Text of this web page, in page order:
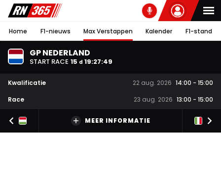
Home F1-nieuws Max Verstappen Kalender F1-stand
GP NEDERLAND
START RACE 15 d 19:27:48
Kwalificatie 22 aug. 2026 14:00 - 15:00
Race
23 aug. 2026 13:00 - 15:00
MEER INFORMATIE